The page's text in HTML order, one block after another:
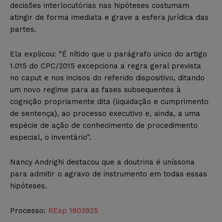
decisões interlocutórias nas hipóteses costumam
atingir de forma imediata e grave a esfera jurídica das
partes.
Ela explicou: “É nítido que o parágrafo único do artigo
1.015 do CPC/2015 excepciona a regra geral prevista
no caput e nos incisos do referido dispositivo, ditando
um novo regime para as fases subsequentes à
cognição propriamente dita (liquidação e cumprimento
de sentença), ao processo executivo e, ainda, a uma
espécie de ação de conhecimento de procedimento
especial, o inventário”.
Nancy Andrighi destacou que a doutrina é uníssona
para admitir o agravo de instrumento em todas essas
hipóteses.
Processo: REsp 1803925